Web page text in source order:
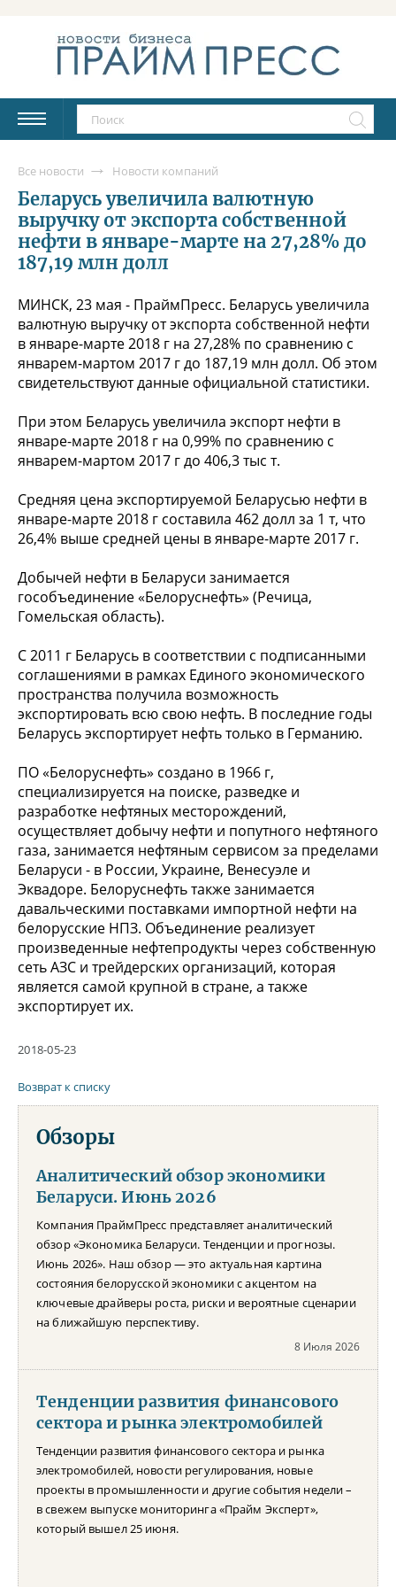
Все новости Новости компаний
Беларусь увеличила валютную
выручку от экспорта собственной
нефти в январе-марте на 27,28% до
187,19 млн долл
МИНСК, 23 мая - ПраймПресс. Беларусь увеличила
валютную выручку от экспорта собственной нефти
в январе-марте 2018 г на 27,28% по сравнению с
январем-мартом 2017 г до 187,19 млн долл. Об этом
свидетельствуют данные официальной статистики.
При этом Беларусь увеличила экспорт нефти в
январе-марте 2018 г на 0,99% по сравнению с
январем-мартом 2017 г до 406,3 тыс т.
Средняя цена экспортируемой Беларусью нефти в
январе-марте 2018 г составила 462 долл за 1 т, что
26,4% выше средней цены в январе-марте 2017 г.
Добычей нефти в Беларуси занимается
гособъединение «Белоруснефть» (Речица,
Гомельская область).
С 2011 г Беларусь в соответствии с подписанными
соглашениями в рамках Единого экономического
пространства получила возможность
экспортировать всю свою нефть. В последние годы
Беларусь экспортирует нефть только в Германию.
ПО «Белоруснефть» создано в 1966 г,
специализируется на поиске, разведке и
разработке нефтяных месторождений,
осуществляет добычу нефти и попутного нефтяного
газа, занимается нефтяным сервисом за пределами
Беларуси - в России, Украине, Венесуэле и
Эквадоре. Белоруснефть также занимается
давальческими поставками импортной нефти на
белорусские НПЗ. Объединение реализует
произведенные нефтепродукты через собственную
сеть АЗС и трейдерских организаций, которая
является самой крупной в стране, а также
экспортирует их.
2018-05-23
Возврат к списку
Обзоры
Аналитический обзор экономики
Беларуси. Июнь 2026
Компания ПраймПресс представляет аналитический
обзор «Экономика Беларуси. Тенденции и прогнозы.
Июнь 2026». Наш обзор — это актуальная картина
состояния белорусской экономики с акцентом на
ключевые драйверы роста, риски и вероятные сценарии
на ближайшую перспективу.
8 Июля 2026
Тенденции развития финансового
сектора и рынка электромобилей
Тенденции развития финансового сектора и рынка
электромобилей, новости регулирования, новые
проекты в промышленности и другие события недели –
в свежем выпуске мониторинга «Прайм Эксперт»,
который вышел 25 июня.